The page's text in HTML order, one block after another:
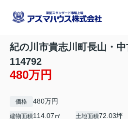
紀の川市貴志川町長山・中
114792
480万円
価格 480万円
建物面積114.07㎡ 土地面積72.03坪